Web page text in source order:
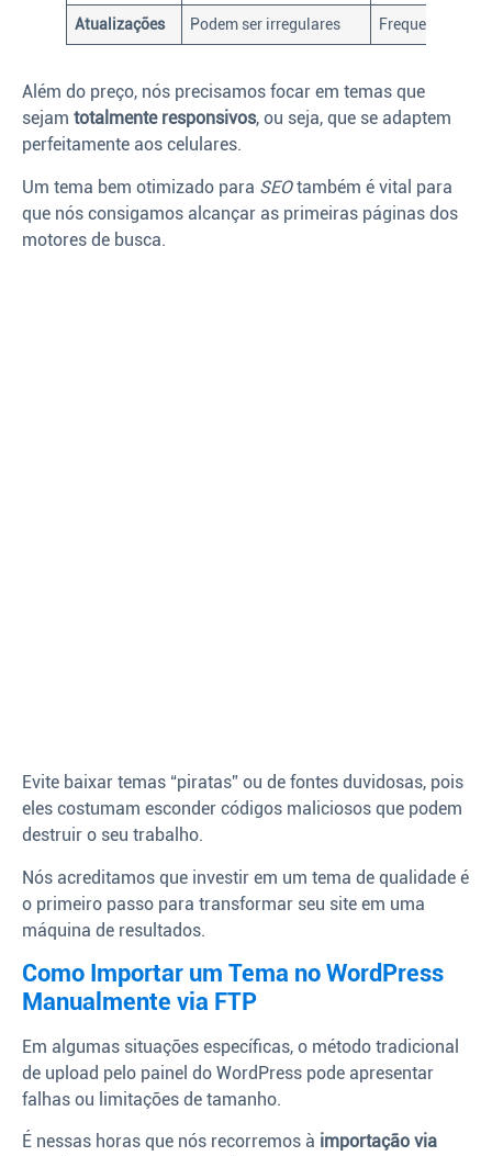
Atualizações Podem ser irregulares Frequentes e
Além do preço, nós precisamos focar em temas que
sejam totalmente responsivos, ou seja, que se adaptem
perfeitamente aos celulares.
Um tema bem otimizado para SEOtambém é vital para
que nós consigamos alcançar as primeiras páginas dos
motores de busca.
Evite baixar temas “piratas” ou de fontes duvidosas, pois
eles costumam esconder códigos maliciosos que podem
destruir o seu trabalho.
Nós acreditamos que investir em um tema de qualidade é
o primeiro passo para transformar seu site em uma
máquina de resultados.
Como Importar um Tema no WordPress
Manualmente via FTP
Em algumas situações específicas, o método tradicional
de upload pelo painel do WordPress pode apresentar
falhas ou limitações de tamanho.
É nessas horas que nós recorremos à importação via